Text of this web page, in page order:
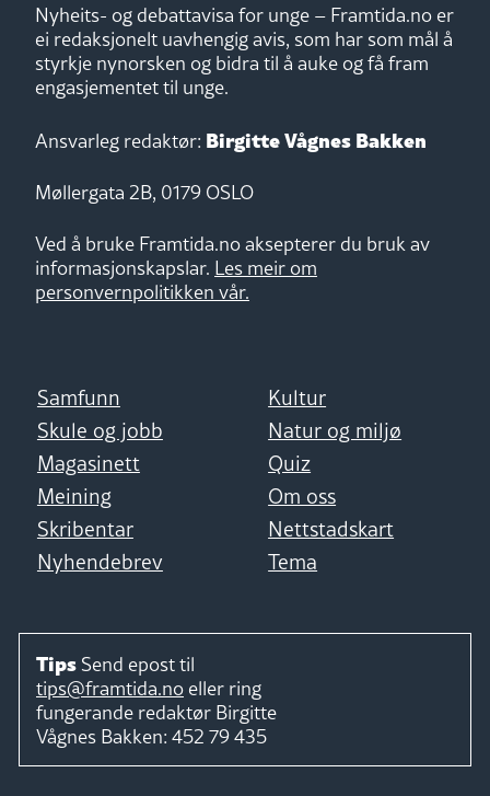
Nyheits- og debattavisa for unge – Framtida.no er
ei redaksjonelt uavhengig avis, som har som mål å
styrkje nynorsken og bidra til å auke og få fram
engasjementet til unge.
Ansvarleg redaktør: Birgitte Vågnes Bakken
Møllergata 2B, 0179 OSLO
Ved å bruke Framtida.no aksepterer du bruk av
informasjonskapslar. Les meir om
personvernpolitikken vår.
Samfunn
Kultur
Skule og jobb
Natur og miljø
Magasinett
Quiz
Meining
Om oss
Skribentar
Nettstadskart
Nyhendebrev
Tema
Tips Send epost til
tips@framtida.no eller ring
fungerande redaktør Birgitte
Vågnes Bakken: 452 79 435